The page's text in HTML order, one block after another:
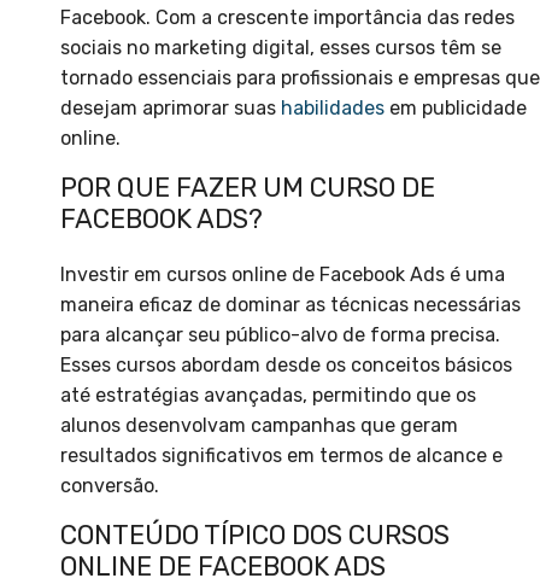
Facebook. Com a crescente importância das redes
sociais no marketing digital, esses cursos têm se
tornado essenciais para profissionais e empresas que
desejam aprimorar suas habilidades em publicidade
online.
POR QUE FAZER UM CURSO DE
FACEBOOK ADS?
Investir em cursos online de Facebook Ads é uma
maneira eficaz de dominar as técnicas necessárias
para alcançar seu público-alvo de forma precisa.
Esses cursos abordam desde os conceitos básicos
até estratégias avançadas, permitindo que os
alunos desenvolvam campanhas que geram
resultados significativos em termos de alcance e
conversão.
CONTEÚDO TÍPICO DOS CURSOS
ONLINE DE FACEBOOK ADS